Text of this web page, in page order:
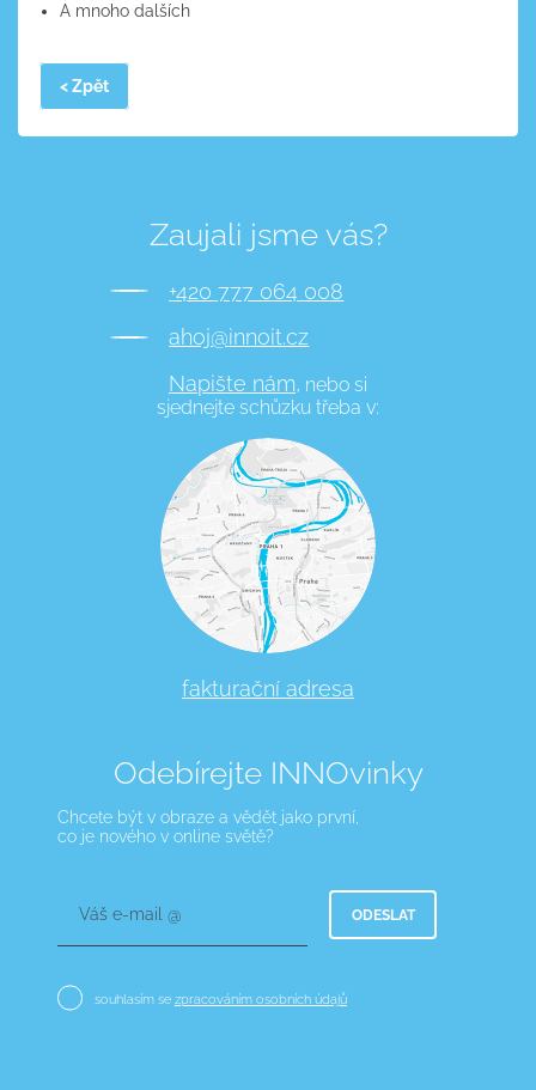
A mnoho dalších
< Zpět
Zaujali jsme vás?
+420 777 064 008
ahoj@innoit.cz
Napište nám, nebo si
sjednejte schůzku třeba v:
fakturační adresa
Odebírejte INNOvinky
Chcete být v obraze a vědět jako první,
co je nového v online světě?
Váš e-mail @ ODESLAT
souhlasím se zpracováním osobních údajů